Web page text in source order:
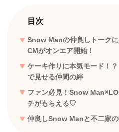
目次
Snow Manの仲良しトーク
CMがオンエア開始！
ケーキ作りに本気モード！
で見せる仲間の絆
ファン必見！Snow
チがもらえる♡
仲良しSnow Manと不二家